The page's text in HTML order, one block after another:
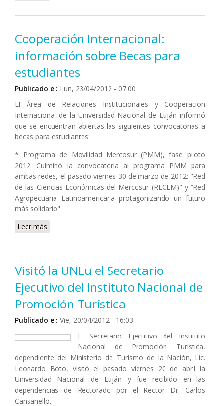
conocimiento”
Cooperación Internacional:
información sobre Becas para
estudiantes
Publicado el: Lun, 23/04/2012 - 07:00
El Área de Relaciones Institucionales y Cooperación
Internacional de la Universidad Nacional de Luján informó
que se encuentran abiertas las siguientes convocatorias a
becas para estudiantes:
* Programa de Movilidad Mercosur (PMM), fase piloto
2012. Culminó la convocatoria al programa PMM para
ambas redes, el pasado viernes 30 de marzo de 2012: "Red
de las Ciencias Económicas del Mercosur (RECEM)" y “Red
Agropecuaria Latinoamericana protagonizando un futuro
más solidario".
Leer más
Visitó la UNLu el Secretario
Ejecutivo del Instituto Nacional de
Promoción Turística
Publicado el: Vie, 20/04/2012 - 16:03
El Secretario Ejecutivo del Instituto
Nacional de Promoción Turística,
dependiente del Ministerio de Turismo de la Nación, Lic.
Leonardo Boto, visitó el pasado viernes 20 de abril la
Universidad Nacional de Luján y fue recibido en las
dependencias de Rectorado por el Rector Dr. Carlos
Cansanello.